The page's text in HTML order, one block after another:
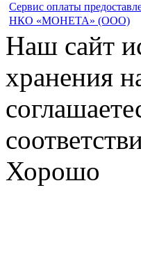
Сервис оплаты
НКО «МОНЕТА» (ООО)
Наш сайт
хранения
Хорошо